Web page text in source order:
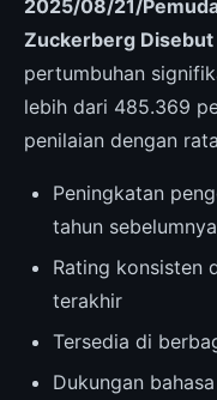
2025/08/21/
Zuckerberg Disebut
pertumbuhan
lebih dari 485.369
penilaian dengan
Peningkatan
tahun sebelumnya
Rating konsisten
terakhir
Tersedia di
Dukungan